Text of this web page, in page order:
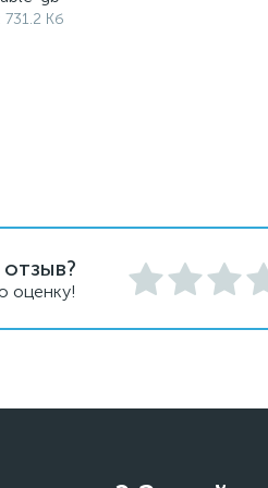
731.2 Кб
оценку!